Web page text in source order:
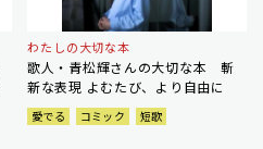
わたしの大切な本
歌人・青松輝さんの大切な本 斬
新な表現 よむたび、より自由に
愛でる コミック 短歌